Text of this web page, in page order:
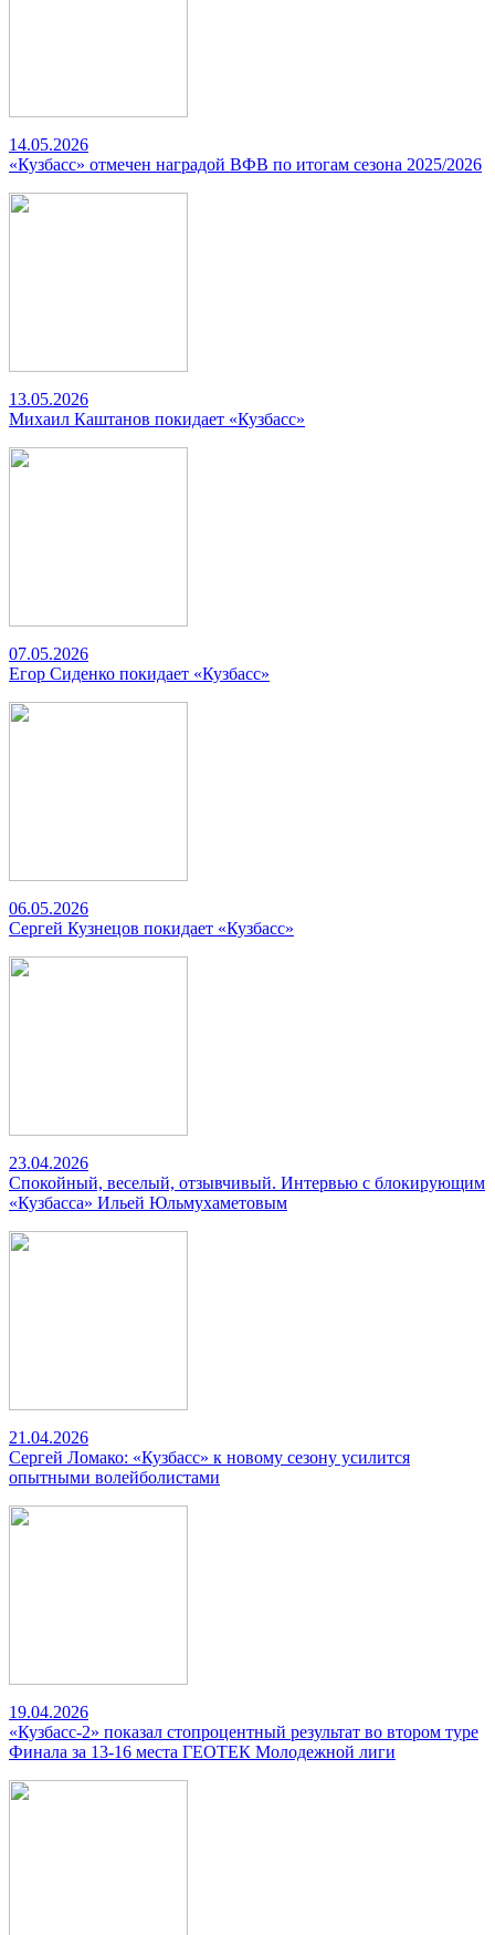
14.05.2026
«Кузбасс» отмечен наградой ВФВ по итогам сезона 2025/2026
13.05.2026
Михаил Каштанов покидает «Кузбасс»
07.05.2026
Егор Сиденко покидает «Кузбасс»
06.05.2026
Сергей Кузнецов покидает «Кузбасс»
23.04.2026
Спокойный, веселый, отзывчивый. Интервью с блокирующим
«Кузбасса» Ильей Юльмухаметовым
21.04.2026
Сергей Ломако: «Кузбасс» к новому сезону усилится
опытными волейболистами
19.04.2026
«Кузбасс-2» показал стопроцентный результат во втором туре
Финала за 13-16 места ГЕОТЕК Молодежной лиги